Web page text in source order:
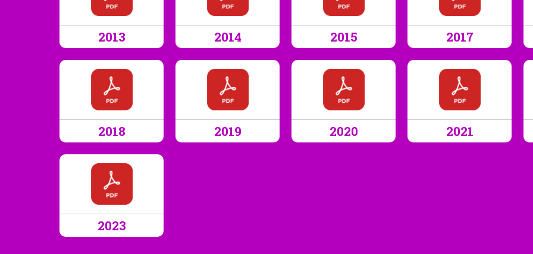
2013 2014 2015 2017
2018 2019 2020 2021
2023